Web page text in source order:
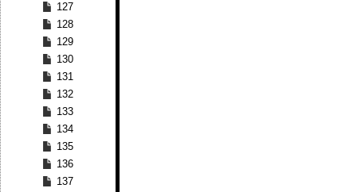
127
128
129
130
131
132
133
134
135
136
137